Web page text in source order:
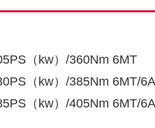
（kw）/360Nm 6MT
（kw）/385Nm 6MT/
（kw）/405Nm 6MT/